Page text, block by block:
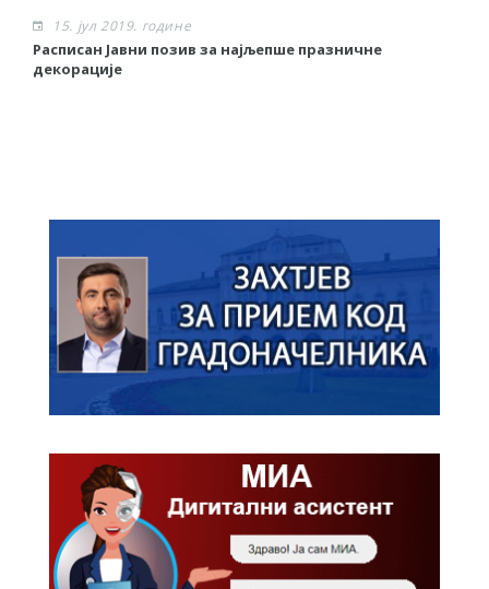
15. јул 2019. године
Расписан Јавни позив за најљепше празничне
декорације